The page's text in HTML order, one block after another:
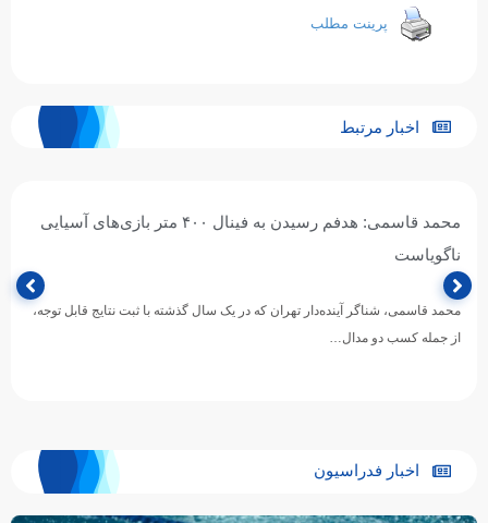
پرینت مطلب
اخبار مرتبط
محمد قاسمی: هدفم رسیدن به فینال ۴۰۰ متر بازی‌های آسیایی
ناگویاست
محمد قاسمی، شناگر آینده‌دار تهران که در یک سال گذشته با ثبت نتایج قابل توجه،
از جمله کسب دو مدال…
اخبار فدراسیون